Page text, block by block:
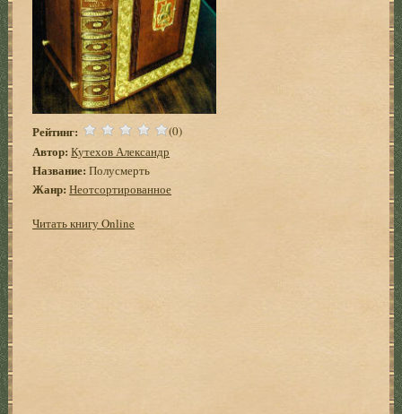
Рейтинг: (0)
Автор: Кутехов Александр
Название: Полусмерть
Жанр: Неотсортированное
Читать книгу Online